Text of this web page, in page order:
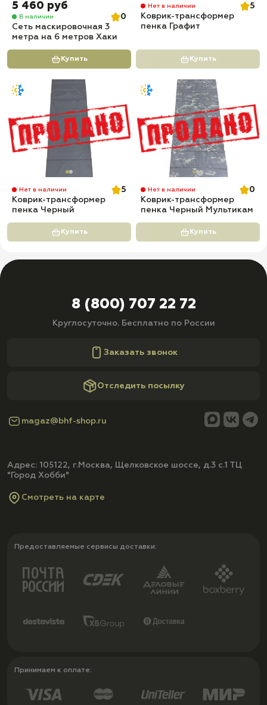
5 460 руб
В наличии
0
Сеть маскировочная 3
метра на 6 метров Хаки
Купить
Нет в наличии
5
Коврик-трансформер
пенка Графит
Купить
Нет в наличии
5
Коврик-трансформер
пенка Черный
Купить
Нет в наличии
0
Коврик-трансформер
пенка Черный Мультикам
Купить
8 (800) 707 22 72
Круглосуточно. Бесплатно по России
Заказать звонок
Отследить посылку
magaz@bhf-shop.ru
Адрес: 105122, г.Москва, Щелковское шоссе, д.3 с.1 ТЦ
"Город Хобби"
Смотреть на карте
Предоставляемые сервисы доставки:
Принимаем к оплате: